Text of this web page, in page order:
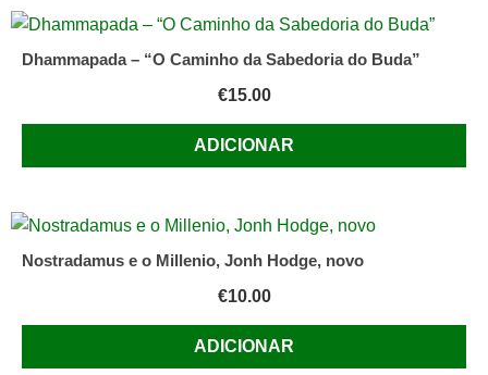
Dhammapada – “O Caminho da Sabedoria do Buda”
€15.00
ADICIONAR
Nostradamus e o Millenio, Jonh Hodge, novo
€10.00
ADICIONAR